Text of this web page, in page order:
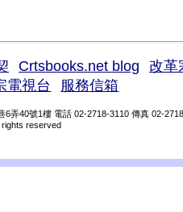
Crtsbooks.net blog
改革
電視台 服務信箱
弄40號1樓 電話 02-2718-3110 傳真 02-
rights reserved